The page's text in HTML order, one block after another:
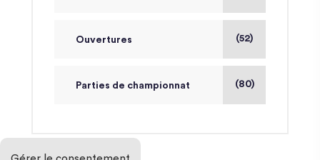
Ouvertures (52)
Parties de championnat (80)